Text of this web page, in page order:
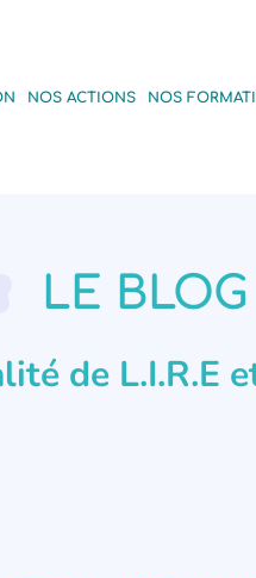
NOS ACTIONS NOS
LE
de L.I.R.E